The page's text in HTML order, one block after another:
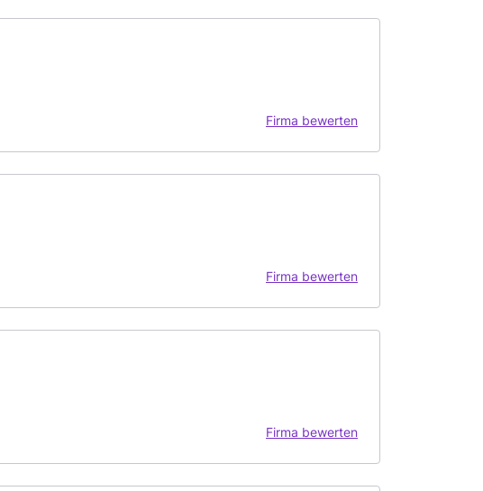
Firma bewerten
Firma bewerten
Firma bewerten